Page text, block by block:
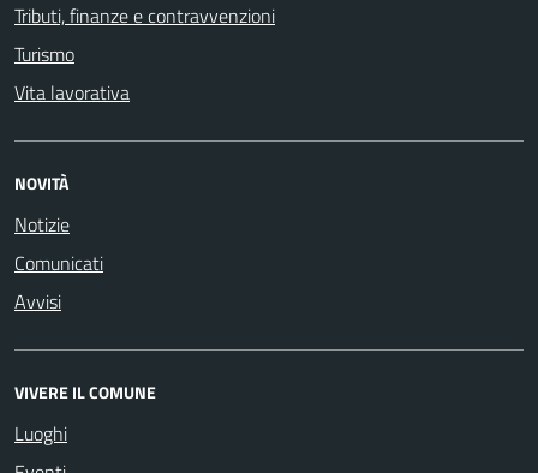
Tributi, finanze e contravvenzioni
Turismo
Vita lavorativa
NOVITÀ
Notizie
Comunicati
Avvisi
VIVERE IL COMUNE
Luoghi